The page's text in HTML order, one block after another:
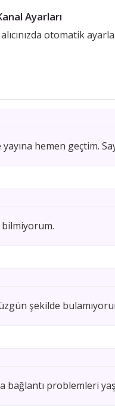
Ayarları
otomatik
hemen geçtim.
şekilde
bağlantı problemleri